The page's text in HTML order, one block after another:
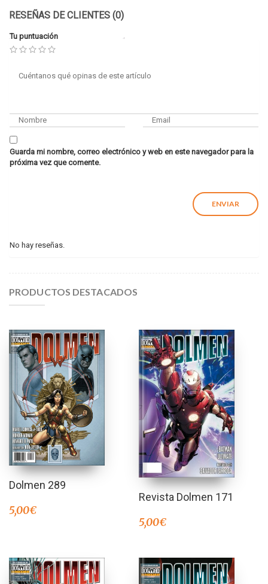
RESEÑAS DE CLIENTES (0)
Tu puntuación
Guarda mi nombre, correo electrónico y web en este navegador para la
próxima vez que comente.
No hay reseñas.
PRODUCTOS DESTACADOS
Dolmen 289
5,00€
Revista Dolmen 171
5,00€